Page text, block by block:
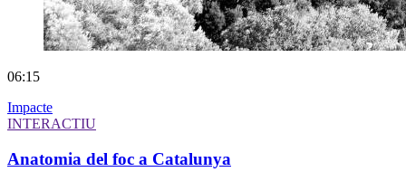
06:15
Impacte
INTERACTIU
Anatomia del foc a Catalunya